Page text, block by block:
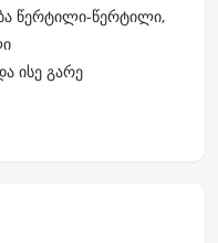
წერტილი-წერტილი,
ისე გარე